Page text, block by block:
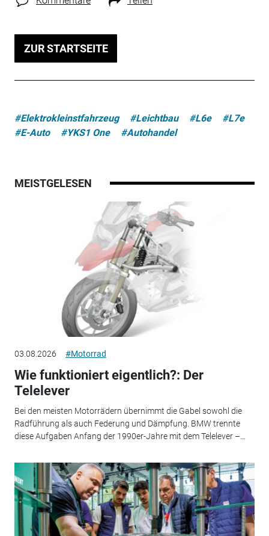
ZUR STARTSEITE
#Elektrokleinstfahrzeug #Leichtbau #L6e
#L7e
#E-Auto
#YKS1 One #Autohandel
MEISTGELESEN
03.08.2026 #Motorrad
Wie funktioniert eigentlich?: Der
Telelever
Bei den meisten Motorrädern übernimmt die Gabel sowohl die
Radführung als auch Federung und Dämpfung. BMW trennte
diese Aufgaben Anfang der 1990er-Jahre mit dem Telelever –...